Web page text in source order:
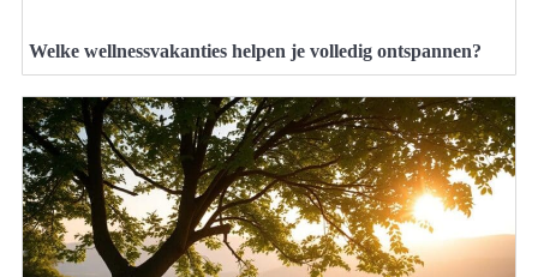
Welke wellnessvakanties helpen je volledig ontspannen?